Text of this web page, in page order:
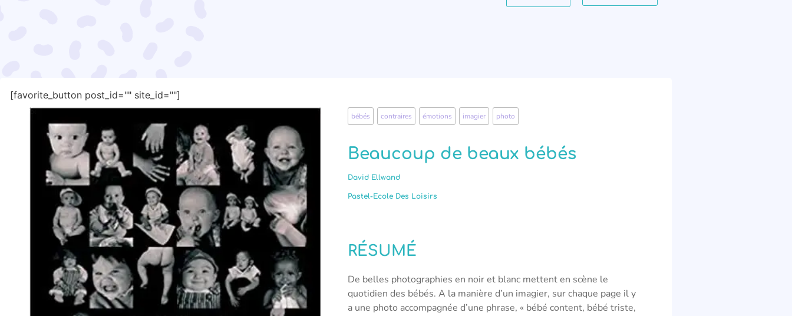
[favorite_button post_id="" site_id=""]
bébés contraires émotions imagier photo
Beaucoup de beaux bébés
David Ellwand
Pastel-Ecole Des Loisirs
RÉSUMÉ
De belles photographies en noir et blanc mettent en scène le
quotidien des bébés. A la manière d’un imagier, sur chaque page il y
a une photo accompagnée d’une phrase, « bébé content, bébé triste,